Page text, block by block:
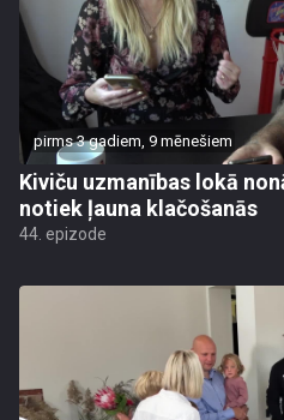
pirms 3 gadiem, 9 mēnešiem
Kiviču uzmanības lokā
notiek ļauna klačošanās
44. epizode